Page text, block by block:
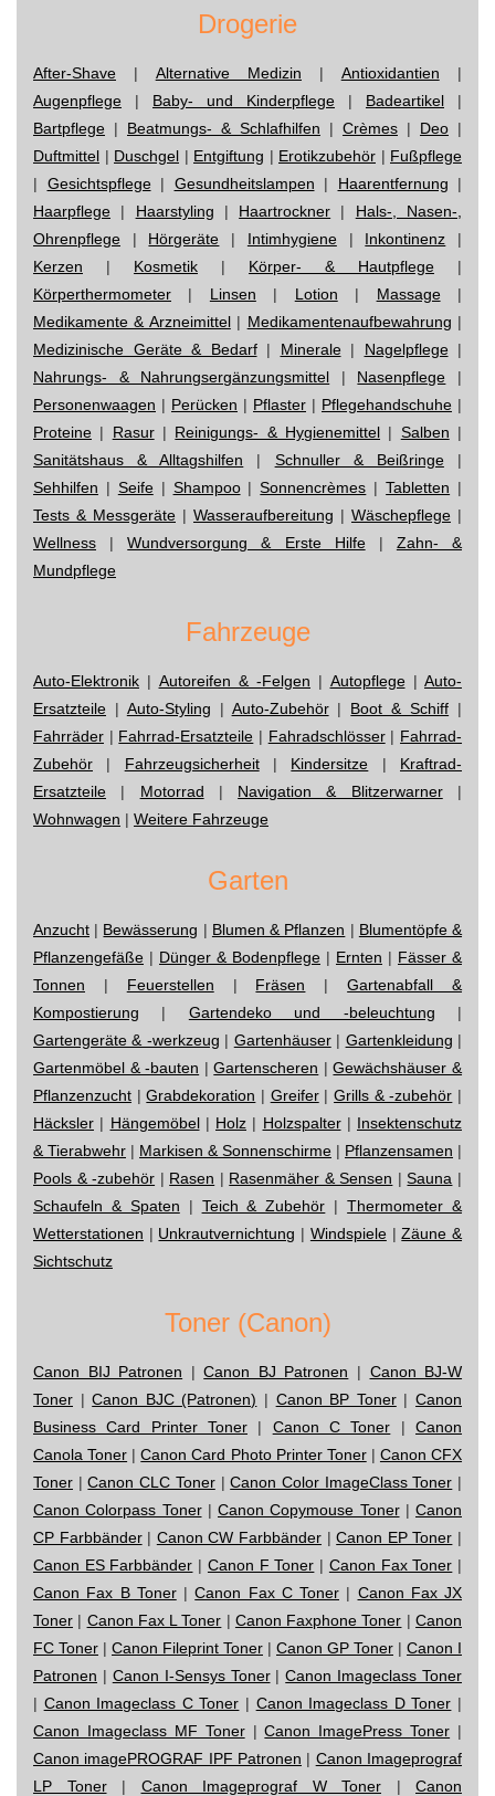
Drogerie
After-Shave | Alternative Medizin | Antioxidantien |
Augenpflege | Baby- und Kinderpflege | Badeartikel |
Bartpflege | Beatmungs- & Schlafhilfen | Crèmes | Deo |
Duftmittel | Duschgel | Entgiftung | Erotikzubehör | Fußpflege
| Gesichtspflege| Gesundheitslampen | Haarentfernung |
Haarpflege | Haarstyling | Haartrockner | Hals-, Nasen-,
Ohrenpflege | Hörgeräte | Intimhygiene| Inkontinenz |
Kerzen | Kosmetik | Körper- & Hautpflege |
Körperthermometer | Linsen | Lotion | Massage|
Medikamente & Arzneimittel| Medikamentenaufbewahrung |
Medizinische Geräte & Bedarf| Minerale| Nagelpflege|
Nahrungs- & Nahrungsergänzungsmittel | Nasenpflege |
Personenwaagen | Perücken | Pflaster | Pflegehandschuhe |
Proteine | Rasur| Reinigungs- & Hygienemittel | Salben |
Sanitätshaus & Alltagshilfen | Schnuller & Beißringe|
Sehhilfen | Seife| Shampoo|Sonnencrèmes |Tabletten |
Tests & Messgeräte | Wasseraufbereitung | Wäschepflege |
Wellness |Wundversorgung & Erste Hilfe| Zahn- &
Mundpflege
Fahrzeuge
Auto-Elektronik | Autoreifen & -Felgen | Autopflege| Auto-
Ersatzteile | Auto-Styling | Auto-Zubehör| Boot & Schiff |
Fahrräder | Fahrrad-Ersatzteile | Fahradschlösser| Fahrrad-
Zubehör | Fahrzeugsicherheit| Kindersitze | Kraftrad-
Ersatzteile | Motorrad | Navigation & Blitzerwarner|
Wohnwagen | Weitere Fahrzeuge
Garten
Anzucht | Bewässerung | Blumen & Pflanzen | Blumentöpfe &
Pflanzengefäße | Dünger & Bodenpflege | Ernten | Fässer &
Tonnen | Feuerstellen | Fräsen |Gartenabfall &
Kompostierung | Gartendeko und -beleuchtung |
Gartengeräte & -werkzeug | Gartenhäuser| Gartenkleidung |
Gartenmöbel & -bauten |Gartenscheren |Gewächshäuser &
Pflanzenzucht |Grabdekoration | Greifer|Grills & -zubehör |
Häcksler | Hängemöbel| Holz | Holzspalter| Insektenschutz
& Tierabwehr | Markisen & Sonnenschirme | Pflanzensamen |
Pools & -zubehör | Rasen | Rasenmäher & Sensen |Sauna |
Schaufeln & Spaten | Teich & Zubehör |Thermometer &
Wetterstationen | Unkrautvernichtung | Windspiele|Zäune &
Sichtschutz
Toner (Canon)
Canon BIJ Patronen |Canon BJ Patronen | Canon BJ-W
Toner |Canon BJC (Patronen) | Canon BP Toner|Canon
Business Card Printer Toner | Canon C Toner |Canon
Canola Toner |Canon Card Photo Printer Toner| Canon CFX
Toner |Canon CLC Toner|Canon Color ImageClass Toner |
Canon Colorpass Toner| Canon Copymouse Toner| Canon
CP Farbbänder| Canon CW Farbbänder |Canon EP Toner |
Canon ES Farbbänder | Canon F Toner | Canon Fax Toner |
Canon Fax B Toner|Canon Fax C Toner | Canon Fax JX
Toner | Canon Fax L Toner | Canon Faxphone Toner |Canon
FC Toner | Canon Fileprint Toner | Canon GP Toner | Canon I
Patronen | Canon I-Sensys Toner|Canon Imageclass Toner
| Canon Imageclass C Toner | Canon Imageclass D Toner |
Canon Imageclass MF Toner|Canon ImagePress Toner |
Canon imagePROGRAF IPF Patronen | Canon Imageprograf
LP Toner| Canon Imageprograf W Toner | Canon